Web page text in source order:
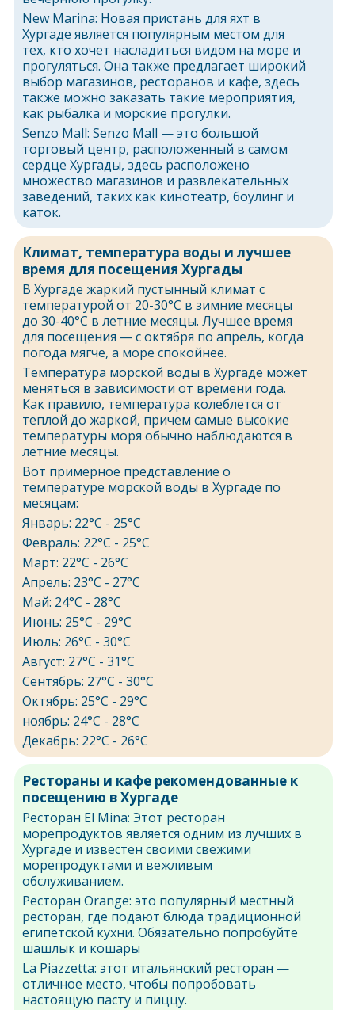
New Marina: Новая пристань для яхт в
Хургаде является популярным местом для
тех, кто хочет насладиться видом на море и
прогуляться. Она также предлагает широкий
выбор магазинов, ресторанов и кафе, здесь
также можно заказать такие мероприятия,
как рыбалка и морские прогулки.
Senzo Mall: Senzo Mall — это большой
торговый центр, расположенный в самом
сердце Хургады, здесь расположено
множество магазинов и развлекательных
заведений, таких как кинотеатр, боулинг и
каток.
Климат, температура воды и лучшее
время для посещения Хургады
В Хургаде жаркий пустынный климат с
температурой от 20-30°C в зимние месяцы
до 30-40°C в летние месяцы. Лучшее время
для посещения — с октября по апрель, когда
погода мягче, а море спокойнее.
Температура морской воды в Хургаде может
меняться в зависимости от времени года.
Как правило, температура колеблется от
теплой до жаркой, причем самые высокие
температуры моря обычно наблюдаются в
летние месяцы.
Вот примерное представление о
температуре морской воды в Хургаде по
месяцам:
Январь: 22°C - 25°C
Февраль: 22°C - 25°C
Март: 22°C - 26°C
Апрель: 23°C - 27°C
Май: 24°C - 28°C
Июнь: 25°C - 29°C
Июль: 26°C - 30°C
Август: 27°C - 31°C
Сентябрь: 27°C - 30°C
Октябрь: 25°C - 29°C
ноябрь: 24°C - 28°C
Декабрь: 22°C - 26°C
Рестораны и кафе рекомендованные к
посещению в Хургаде
Ресторан El Mina: Этот ресторан
морепродуктов является одним из лучших в
Хургаде и известен своими свежими
морепродуктами и вежливым
обслуживанием.
Ресторан Orange: это популярный местный
ресторан, где подают блюда традиционной
египетской кухни. Обязательно попробуйте
шашлык и кошары
La Piazzetta: этот итальянский ресторан —
отличное место, чтобы попробовать
настоящую пасту и пиццу.